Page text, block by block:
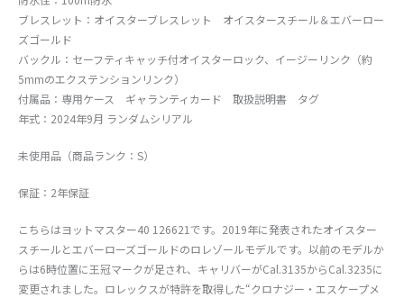
ブレスレット：オイスターブレスレット オイスタースチール＆エバーロー
ズゴールド
バックル：セーフティキャッチ付オイスターロック、イージーリンク（約
5mmのエクステンションリンク）
付属品：専用ケース ギャランティカード 取扱説明書 タグ
年式：2024年9月 ランダムシリアル
未使用品（商品ランク：S）
保証：2年保証
こちらはヨットマスター40 126621です。2019年に発表されたオイスター
スチールとエバーローズゴールドのロレゾールモデルです。以前のモデルか
らは6時位置に王冠マークが足され、キャリバーがCal.3135からCal.3235に
変更されました。ロレックスが特許を取得した“クロナジー・エスケープメ